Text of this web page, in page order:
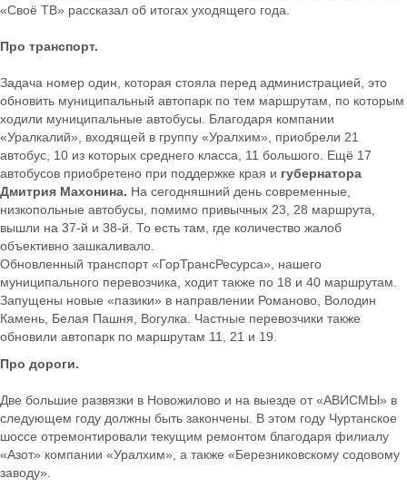
«Своё ТВ» рассказал об итогах уходящего года.
Про транспорт.
Задача номер один, которая стояла перед администрацией, это
обновить муниципальный автопарк по тем маршрутам, по которым
ходили муниципальные автобусы. Благодаря компании
«Уралкалий», входящей в группу «Уралхим», приобрели 21
автобус, 10 из которых среднего класса, 11 большого. Ещё 17
автобусов приобретено при поддержке края и губернатора
Дмитрия Махонина. На сегодняшний день современные,
низкопольные автобусы, помимо привычных 23, 28 маршрута,
вышли на 37-й и 38-й. То есть там, где количество жалоб
объективно зашкаливало.
Обновленный транспорт «ГорТрансРесурса», нашего
муниципального перевозчика, ходит также по 18 и 40 маршрутам.
Запущены новые «пазики» в направлении Романово, Володин
Камень, Белая Пашня, Вогулка. Частные перевозчики также
обновили автопарк по маршрутам 11, 21 и 19.
Про дороги.
Две большие развязки в Новожилово и на выезде от «АВИСМЫ» в
следующем году должны быть закончены. В этом году Чуртанское
шоссе отремонтировали текущим ремонтом благодаря филиалу
«Азот» компании «Уралхим», а также «Березниковскому содовому
заводу».